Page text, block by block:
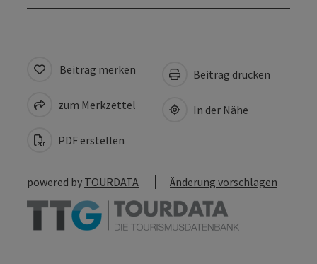
Beitrag merken
zum Merkzettel
PDF erstellen
Beitrag drucken
In der Nähe
powered by TOURDATA Änderung vorschlagen